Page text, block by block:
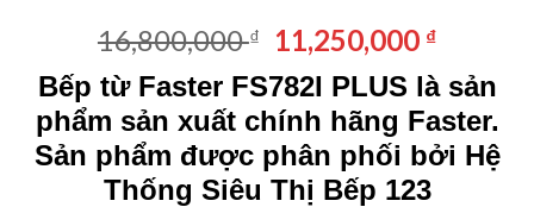
16,800,000₫
Giá
gốc
là:
16,800,000 ₫.
11,250,000 ₫Giá
hiện
tại
là:
Bếp từ Faster FS782I PLUS là sản
phẩm sản xuất chính hãng Faster.
Sản phẩm được phân phối bởi Hệ
Thống Siêu Thị Bếp 123